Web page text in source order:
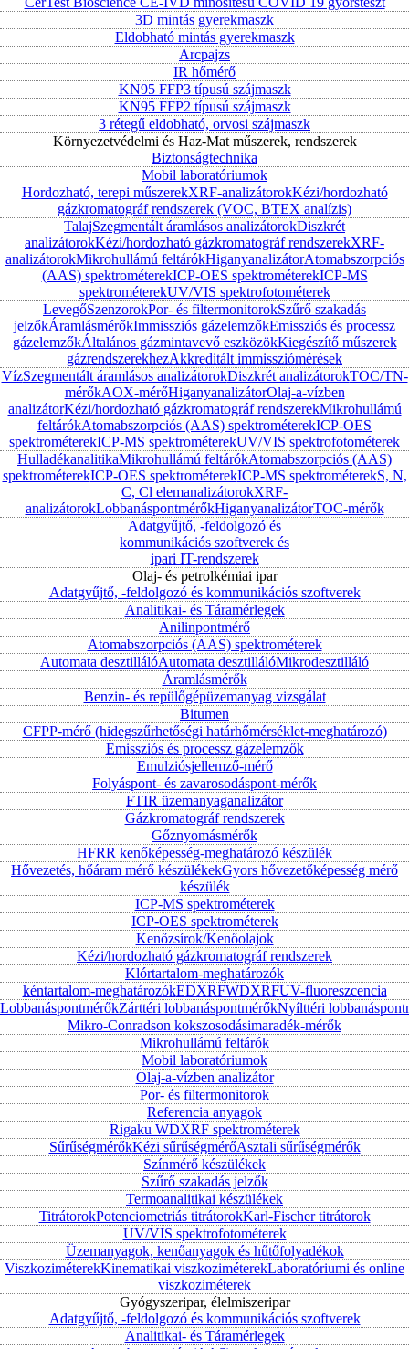
3D mintás gyerekmaszk
Eldobható mintás gyerekmaszk
Arcpajzs
IR hőmérő
KN95 FFP3 típusú szájmaszk
KN95 FFP2 típusú szájmaszk
3 rétegű eldobható, orvosi szájmaszk
Környezetvédelmi és Haz-Mat műszerek, rendszerek
Biztonságtechnika
Mobil laboratóriumok
Hordozható, terepi műszerekXRF-analizátorokKézi/hordozható
gázkromatográf rendszerek (VOC, BTEX analízis)
TalajSzegmentált áramlásos analizátorokDiszkrét
analizátorokKézi/hordozható gázkromatográf rendszerekXRF-
analizátorokMikrohullámú feltárókHiganyanalizátorAtomabszorpciós
(AAS) spektrométerekICP-OES spektrométerekICP-MS
spektrométerekUV/VIS spektrofotométerek
LevegőSzenzorokPor- és filtermonitorokSzűrő szakadás
jelzőkÁramlásmérőkImmissziós gázelemzőkEmissziós és processz
gázelemzőkÁltalános gázmintavevő eszközökKiegészítő műszerek
gázrendszerekhezAkkreditált immissziómérések
VízSzegmentált áramlásos analizátorokDiszkrét analizátorokTOC/TN-
mérőkAOX-mérőHiganyanalizátorOlaj-a-vízben
analizátorKézi/hordozható gázkromatográf rendszerekMikrohullámú
feltárókAtomabszorpciós (AAS) spektrométerekICP-OES
spektrométerekICP-MS spektrométerekUV/VIS spektrofotométerek
HulladékanalitikaMikrohullámú feltárókAtomabszorpciós (AAS)
spektrométerekICP-OES spektrométerekICP-MS spektrométerekS, N,
C, Cl elemanalizátorokXRF-
analizátorokLobbanáspontmérőkHiganyanalizátorTOC-mérők
Adatgyűjtő, -feldolgozó és
kommunikációs szoftverek és
ipari IT-rendszerek
Olaj- és petrolkémiai ipar
Adatgyűjtő, -feldolgozó és kommunikációs szoftverek
Analitikai- és Táramérlegek
Anilinpontmérő
Atomabszorpciós (AAS) spektrométerek
Automata desztillálóAutomata desztillálóMikrodesztilláló
Áramlásmérők
Benzin- és repülőgépüzemanyag vizsgálat
Bitumen
CFPP-mérő (hidegszűrhetőségi határhőmérséklet-meghatározó)
Emissziós és processz gázelemzők
Emulziósjellemző-mérő
Folyáspont- és zavarosodáspont-mérők
FTIR üzemanyaganalizátor
Gázkromatográf rendszerek
Gőznyomásmérők
HFRR kenőképesség-meghatározó készülék
Hővezetés, hőáram mérő készülékekGyors hővezetőképesség mérő
készülék
ICP-MS spektrométerek
ICP-OES spektrométerek
Kenőzsírok/Kenőolajok
Kézi/hordozható gázkromatográf rendszerek
Klórtartalom-meghatározók
kéntartalom-meghatározókEDXRFWDXRFUV-fluoreszcencia
LobbanáspontmérőkZárttéri lobbanáspontmérőkNyílttéri
Mikro-Conradson kokszosodásimaradék-mérők
Mikrohullámú feltárók
Mobil laboratóriumok
Olaj-a-vízben analizátor
Por- és filtermonitorok
Referencia anyagok
Rigaku WDXRF spektrométerek
SűrűségmérőkKézi sűrűségmérőAsztali sűrűségmérők
Színmérő készülékek
Szűrő szakadás jelzők
Termoanalitikai készülékek
TitrátorokPotenciometriás titrátorokKarl-Fischer titrátorok
UV/VIS spektrofotométerek
Üzemanyagok, kenőanyagok és hűtőfolyadékok
ViszkoziméterekKinematikai viszkoziméterekLaboratóriumi és online
viszkoziméterek
Gyógyszeripar, élelmiszeripar
Adatgyűjtő, -feldolgozó és kommunikációs szoftverek
Analitikai- és Táramérlegek